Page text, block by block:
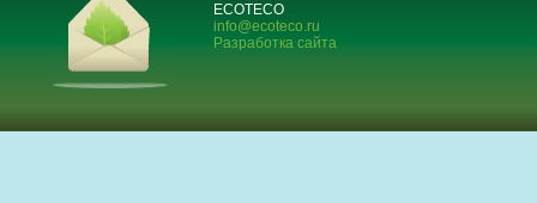
ECOTECO
info@ecoteco.ru
Разработка сайта